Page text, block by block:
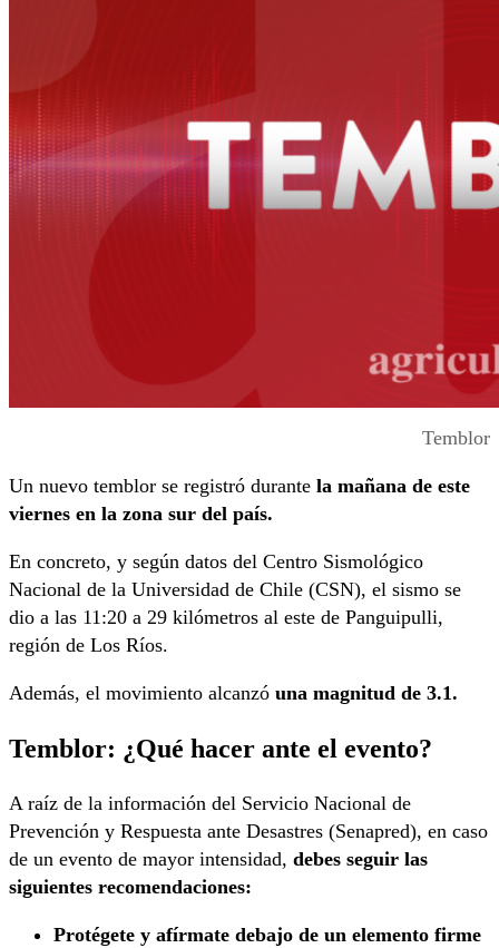
Temblor
Un nuevo temblor se registró durante la mañana de este
viernes en la zona sur del país.
En concreto, y según datos del Centro Sismológico
Nacional de la Universidad de Chile (CSN), el sismo se
dio a las 11:20 a 29 kilómetros al este de Panguipulli,
región de Los Ríos.
Además, el movimiento alcanzó una magnitud de 3.1.
Temblor: ¿Qué hacer ante el evento?
A raíz de la información del Servicio Nacional de
Prevención y Respuesta ante Desastres (Senapred), en caso
de un evento de mayor intensidad, debes seguir las
siguientes recomendaciones:
Protégete y afírmate debajo de un elemento firme